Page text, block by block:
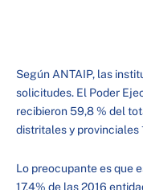
Según ANTAIP, las
solicitudes. El Poder
recibieron 59,8 % del
distritales y provinciales
Lo preocupante es que
17,4% de las 2016